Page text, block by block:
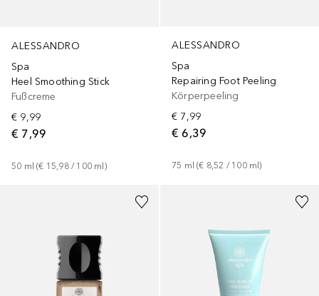
ALESSANDRO
Spa
Heel Smoothing Stick
Fußcreme
€ 9,99
€ 7,99
50 ml (€ 15,98 / 100 ml)
ALESSANDRO
Spa
Repairing Foot Peeling
Körperpeeling
€ 7,99
€ 6,39
75 ml (€ 8,52 / 100 ml)